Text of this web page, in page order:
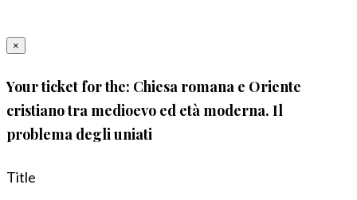
×
Your ticket for the: Chiesa romana e Oriente
cristiano tra medioevo ed età moderna. Il
problema degli uniati
Title